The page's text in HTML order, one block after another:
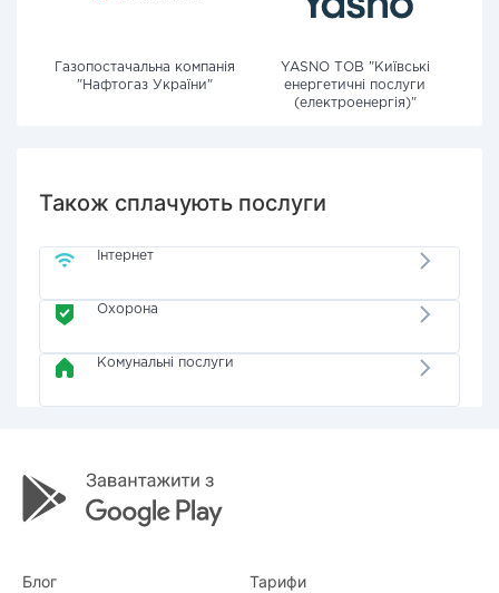
Газопостачальна компанія
"Нафтогаз України"
YASNO ТОВ "Київські
енергетичні послуги
(електроенергія)"
Також сплачують послуги
Інтернет
Охорона
Комунальні послуги
Блог Тарифи